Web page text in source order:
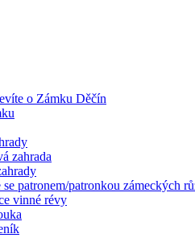
o Zámku Děčín
zahrada
se patronem/patronkou zámeckých
vinné révy